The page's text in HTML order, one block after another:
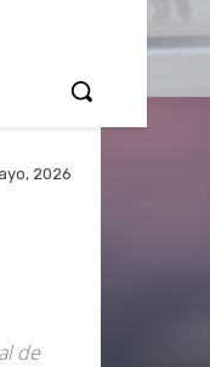
2026
de